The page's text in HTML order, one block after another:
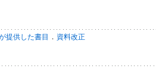
提供した書目 ． 資料改正